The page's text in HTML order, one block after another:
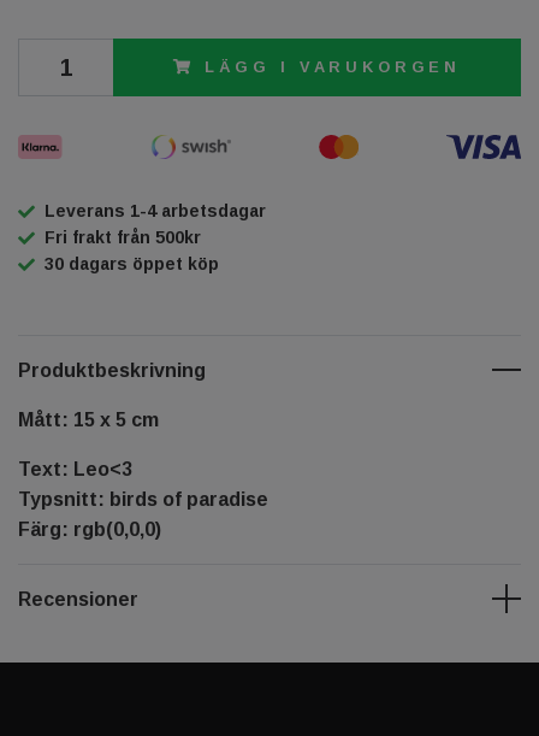
LÄGG I VARUKORGEN
Leverans 1-4 arbetsdagar
Fri frakt från 500kr
30 dagars öppet köp
Produktbeskrivning
Mått: 15 x 5 cm
Text: Leo<3
Typsnitt: birds of paradise
Färg: rgb(0,0,0)
Recensioner